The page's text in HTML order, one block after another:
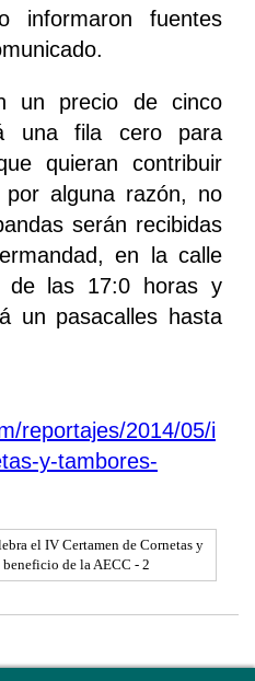
informaron fuentes
un precio de cinco
una fila cero para
quieran contribuir
alguna razón, no
serán recibidas
en la calle
de las 17:0 horas y
un pasacalles hasta
reportajes/2014/05/i
y-tambores-